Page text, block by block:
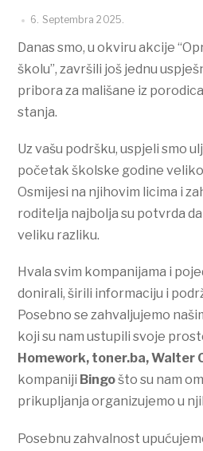
6. Septembra 2025.
Danas smo, u okviru akcije
školu”, završili još jednu
pribora za mališane iz
stanja.
Uz vašu podršku, uspjeli smo
početak školske godine
Osmijesi na njihovim licima i
roditelja najbolja su potvrda
veliku razliku.
Hvala svim kompanijama i
donirali, širili informaciju i
Posebno se zahvaljujemo
koji su nam ustupili svoje
Homework, toner.ba, Walter
kompaniji Bingošto su nam
prikupljanja organizujemo u
Posebnu zahvalnost